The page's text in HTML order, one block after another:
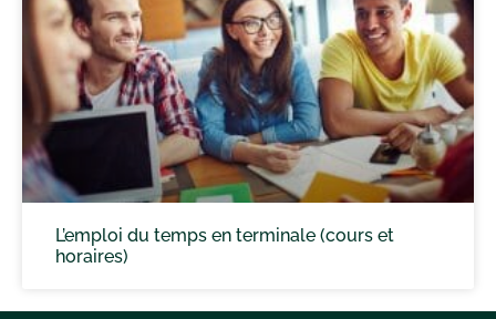
L’emploi du temps en terminale (cours et
horaires)